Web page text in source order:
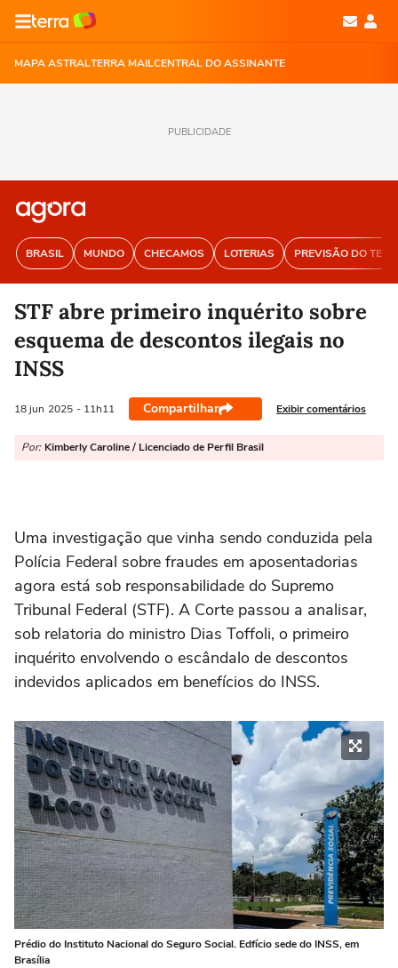
MAPA ASTRALTERRA MAILCENTRAL DO ASSINANTE
PUBLICIDADE
BRASIL MUNDO CHECAMOS LOTERIAS PREVISÃO DO
STF abre primeiro inquérito sobre
esquema de descontos ilegais no
INSS
18 jun 2025 - 11h11 Compartilhar Exibir comentários
Por: Kimberly Caroline / Licenciado de Perfil Brasil
Uma investigação que vinha sendo conduzida pela
Polícia Federal sobre fraudes em aposentadorias
agora está sob responsabilidade do Supremo
Tribunal Federal (STF). A Corte passou a analisar,
sob relatoria do ministro Dias Toffoli, o primeiro
inquérito envolvendo o escândalo de descontos
indevidos aplicados em benefícios do INSS.
Prédio do Instituto Nacional do Seguro Social. Edfício sede do INSS, em
Brasília